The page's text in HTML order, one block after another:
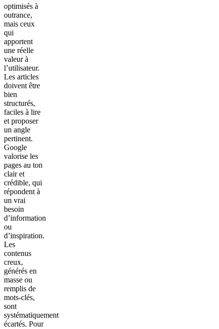
optimisés à
outrance,
mais ceux
qui
apportent
une réelle
valeur à
l’utilisateur.
Les articles
doivent être
bien
structurés,
faciles à lire
et proposer
un angle
pertinent.
Google
valorise les
pages au ton
clair et
crédible, qui
répondent à
un vrai
besoin
d’information
ou
d’inspiration.
Les
contenus
creux,
générés en
masse ou
remplis de
mots-clés,
sont
systématiquement
écartés. Pour